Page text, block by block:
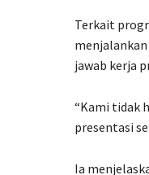
Terkait
jawab kerja
“Kami tidak
presentasi
Ia